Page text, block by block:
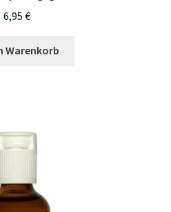
6,95 €
Warenkorb